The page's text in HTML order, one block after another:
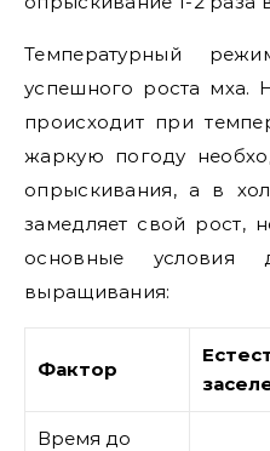
Температурный
успешного роста мха.
происходит при
жаркую погоду
опрыскивания, а в
замедляет свой рост,
основные условия
выращивания:
Фактор
Время до